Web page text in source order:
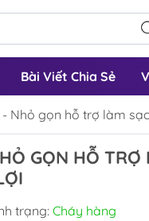
Bài Viết Chia Sẻ
Nhỏ gọn hỗ trợ làm
GỌN HỖ TRỢ
trạng: Cháy hàng